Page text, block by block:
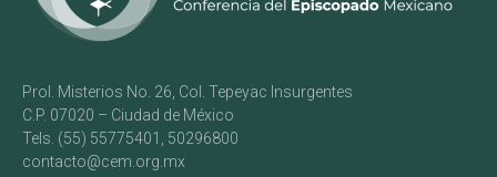
Prol. Misterios No. 26, Col. Tepeyac Insurgentes
C.P. 07020 – Ciudad de México
Tels. (55) 55775401, 50296800
contacto@cem.org.mx